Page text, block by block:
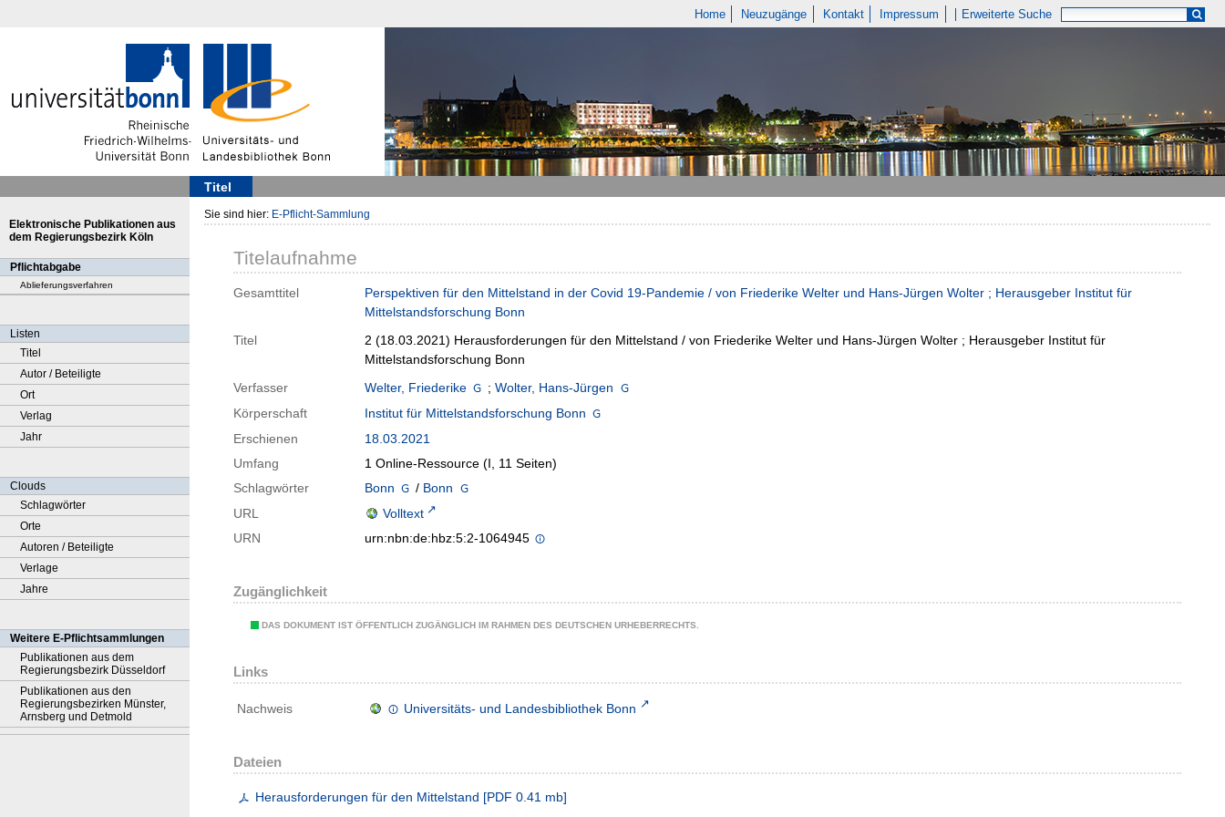
Home Neuzugänge Kontakt Impressum Erweiterte Suche
Titel
Elektronische Publikationen aus
dem Regierungsbezirk Köln
Pflichtabgabe
Ablieferungsverfahren
Listen
Titel
Autor / Beteiligte
Ort
Verlag
Jahr
Clouds
Schlagwörter
Orte
Autoren / Beteiligte
Verlage
Jahre
Weitere E-Pflichtsammlungen
Publikationen aus dem
Regierungsbezirk Düsseldorf
Publikationen aus den
Regierungsbezirken Münster,
Arnsberg und Detmold
Sie sind hier: E-Pflicht-Sammlung
Titelaufnahme
Gesamttitel
Perspektiven für den Mittelstand in der Covid 19-Pandemie / von Friederike Welter und Hans-Jürgen Wolter ; Herausgeber Institut für
Mittelstandsforschung Bonn
Titel
2 (18.03.2021) Herausforderungen für den Mittelstand / von Friederike Welter und Hans-Jürgen Wolter ; Herausgeber Institut für
Mittelstandsforschung Bonn
Verfasser
Welter, Friederike ; Wolter, Hans-Jürgen
Körperschaft
Institut für Mittelstandsforschung Bonn
Erschienen
18.03.2021
Umfang
1 Online-Ressource (I, 11 Seiten)
Schlagwörter
Bonn / Bonn
URL
Volltext
URN
urn:nbn:de:hbz:5:2-1064945
Zugänglichkeit
DAS DOKUMENT IST ÖFFENTLICH ZUGÄNGLICH IM RAHMEN DES DEUTSCHEN URHEBERRECHTS.
Links
Nachweis Universitäts- und Landesbibliothek Bonn
Dateien
Herausforderungen für den Mittelstand [PDF 0.41 mb]